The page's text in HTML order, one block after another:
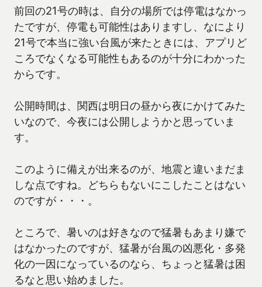
前回の21号の時は、自分の場所では停電はなかっ
たですが、停電も可能性はありますし、なにより
21号で本当に強い台風が来たときには、アプリど
ころでなくなる可能性もあるのが十分にわかった
からです。
公開時間は、関西は明日の昼から夜にかけてみた
いなので、今夜には公開しようかと思っていま
す。
このように備えが出来るのが、地震と違いまだま
しな点ですね。どちらもないにこしたことはない
のですが・・・。
ところで、暑いのは好きなので猛暑もあまり嫌で
はなかったのですが、猛暑が台風の凶悪化・多発
化の一因になっているのなら、ちょっと猛暑は困
るなと思い始めました。